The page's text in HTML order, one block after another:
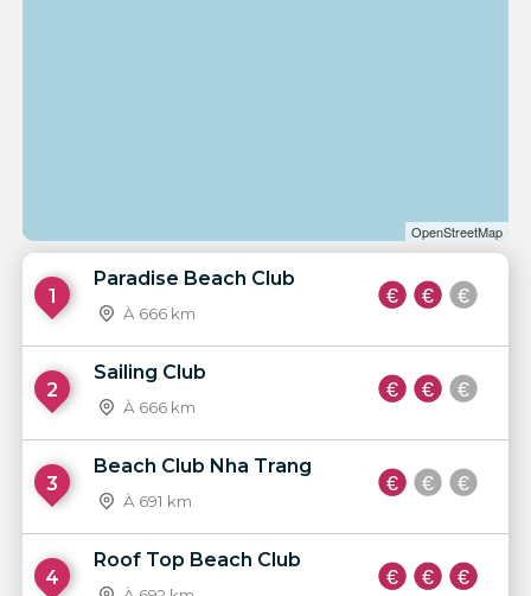
OpenStreetMap
1
Paradise Beach Club
À 666 km
2
Sailing Club
À 666 km
3
Beach Club Nha Trang
À 691 km
4
Roof Top Beach Club